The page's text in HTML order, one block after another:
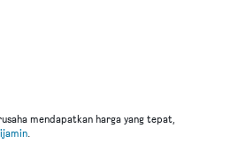
mendapatkan harga yang tepat,
.